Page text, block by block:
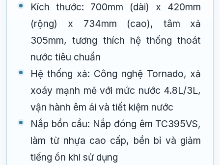
Kích thước: 700mm (dài) x 420mm
(rộng) x 734mm (cao), tâm xả
305mm, tương thích hệ thống thoát
nước tiêu chuẩn
Hệ thống xả: Công nghệ Tornado, xả
xoáy mạnh mẽ với mức nước 4.8L/3L,
vận hành êm ái và tiết kiệm nước
Nắp bồn cầu: Nắp đóng êm TC395VS,
làm từ nhựa cao cấp, bền bỉ và giảm
tiếng ồn khi sử dụng